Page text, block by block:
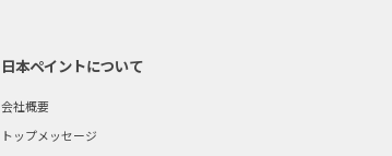
日本ペイントについて
会社概要
トップメッセージ